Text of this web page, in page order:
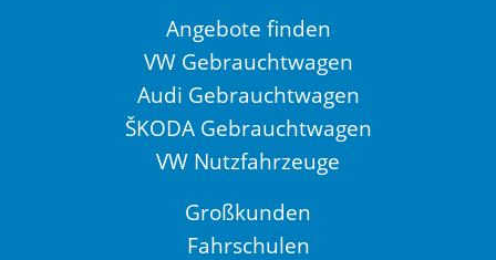
Angebote finden
VW Gebrauchtwagen
Audi Gebrauchtwagen
ŠKODA Gebrauchtwagen
VW Nutzfahrzeuge
Großkunden
Fahrschulen